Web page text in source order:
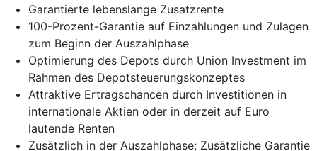
Garantierte lebenslange Zusatzrente
100-Prozent-Garantie auf Einzahlungen und Zulagen
zum Beginn der Auszahlphase
Optimierung des Depots durch Union Investment im
Rahmen des Depotsteuerungskonzeptes
Attraktive Ertragschancen durch Investitionen in
internationale Aktien oder in derzeit auf Euro
lautende Renten
Zusätzlich in der Auszahlphase: Zusätzliche Garantie